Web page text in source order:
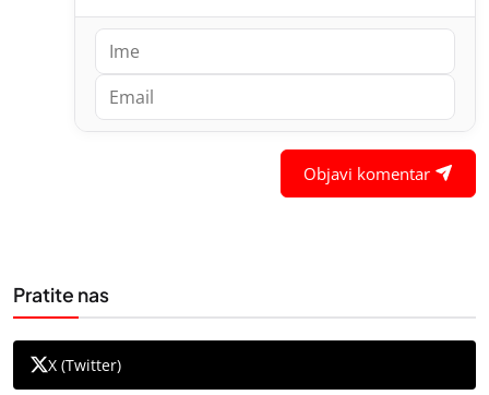
Objavi komentar
Pratite nas
X (Twitter)